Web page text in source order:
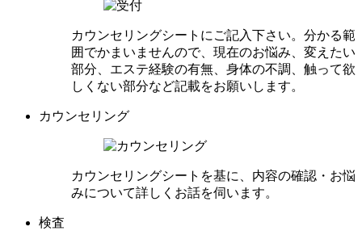
カウンセリングシートにご記入下さい。分かる範
囲でかまいませんので、現在のお悩み、変えたい
部分、エステ経験の有無、身体の不調、触って欲
しくない部分など記載をお願いします。
カウンセリング
カウンセリングシートを基に、内容の確認・お悩
みについて詳しくお話を伺います。
検査